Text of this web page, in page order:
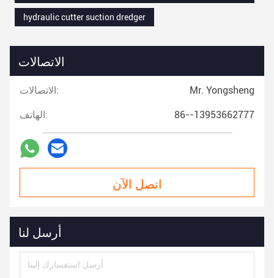
hydraulic cutter suction dredger
الاتصالات
الاتصالات: Mr. Yongsheng
الهاتف: 86--13953662777
اتصل الآن
أرسل لنا